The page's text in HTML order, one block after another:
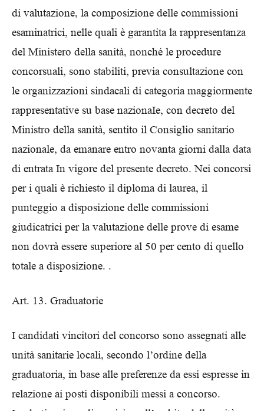
di valutazione, la composizione delle commissioni
esaminatrici, nelle quali è garantita la rappresentanza
del Ministero della sanità, nonché le procedure
concorsuali, sono stabiliti, previa consultazione con
le organizzazioni sindacali di categoria maggiormente
rappresentative su base nazionaIe, con decreto del
Ministro della sanità, sentito il Consiglio sanitario
nazionale, da emanare entro novanta giorni dalla data
di entrata In vigore del presente decreto. Nei concorsi
per i quali è richiesto il diploma di laurea, il
punteggio a disposizione delle commissioni
giudicatrici per la valutazione delle prove di esame
non dovrà essere superiore al 50 per cento di quello
totale a disposizione. .
Art. 13. Graduatorie
I candidati vincitori del concorso sono assegnati alle
unità sanitarie locali, secondo l’ordine della
graduatoria, in base alle preferenze da essi espresse in
relazione ai posti disponibili messi a concorso.